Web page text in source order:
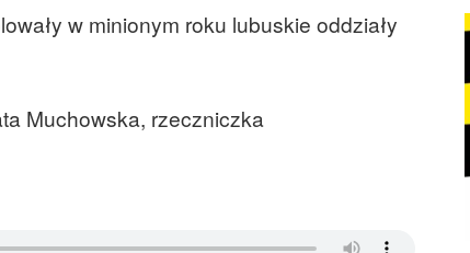
w minionym roku lubuskie oddziały
Muchowska, rzeczniczka